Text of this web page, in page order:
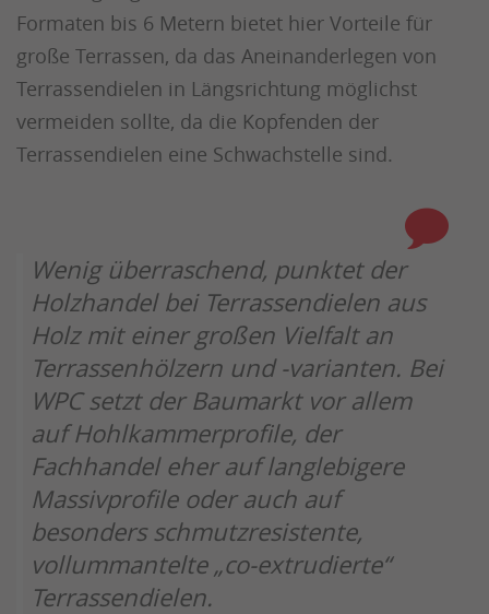
Formaten bis 6 Metern bietet hier Vorteile für
große Terrassen, da das Aneinanderlegen von
Terrassendielen in Längsrichtung möglichst
vermeiden sollte, da die Kopfenden der
Terrassendielen eine Schwachstelle sind.
Wenig überraschend, punktet der
Holzhandel bei Terrassendielen aus
Holz mit einer großen Vielfalt an
Terrassenhölzern und -varianten. Bei
WPC setzt der Baumarkt vor allem
auf Hohlkammerprofile, der
Fachhandel eher auf langlebigere
Massivprofile oder auch auf
besonders schmutzresistente,
vollummantelte „co-extrudierte“
Terrassendielen.